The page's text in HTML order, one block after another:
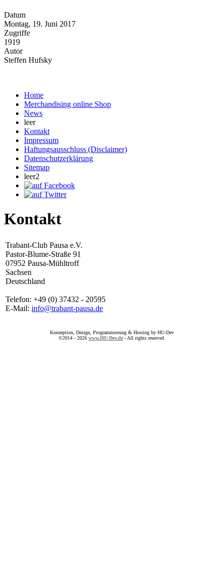
Datum
Montag, 19. Juni 2017
Zugriffe
1919
Autor
Steffen Hufsky
Home
Merchandising online Shop
News
leer
Kontakt
Impressum
Haftungsausschluss (Disclaimer)
Datenschutzerklärung
Sitemap
leer2
Kontakt
Trabant-Club Pausa e.V.
Pastor-Blume-Straße 91
07952 Pausa-Mühltroff
Sachsen
Deutschland
Telefon: +49 (0) 37432 - 20595
E-Mail: info@trabant-pausa.de
Konzeption, Design, Programmierung & Hosting by HU-Dev
©2014 - 2026 www.HU-Dev.de - All rights reserved.